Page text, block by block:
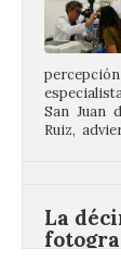
San Juan
Ruiz,
nos
motivo